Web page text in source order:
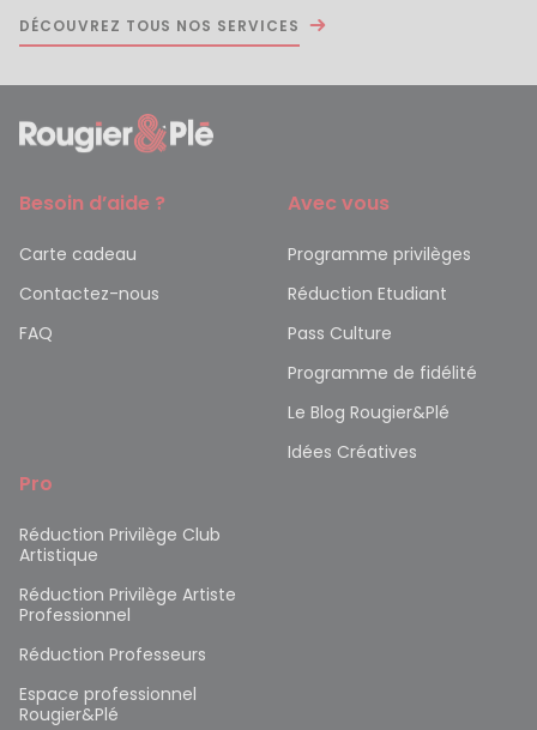
DÉCOUVREZ TOUS NOS SERVICES
Besoin d’aide ?
Carte cadeau
Contactez-nous
FAQ
Avec vous
Programme privilèges
Réduction Etudiant
Pass Culture
Programme de fidélité
Le Blog Rougier&Plé
Idées Créatives
Pro
Réduction Privilège Club
Artistique
Réduction Privilège Artiste
Professionnel
Réduction Professeurs
Espace professionnel
Rougier&Plé